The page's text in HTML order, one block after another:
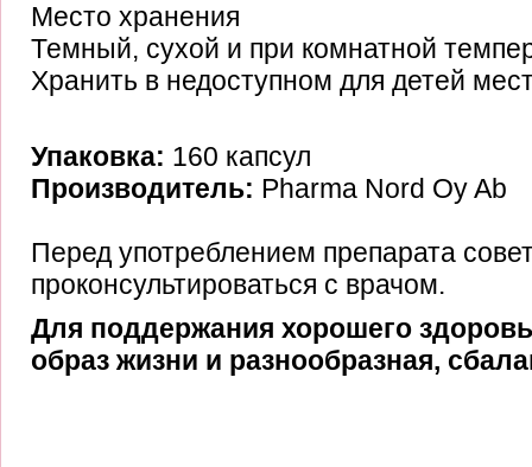
Место хранения
Темный, сухой и при комнатной
Хранить в недоступном для детей
Упаковка: 160 капсул
Производитель: Pharma Nord Oy Ab
Перед употреблением препарата
проконсультироваться с врачом.
Для поддержания хорошего
образ жизни и разнообразная,